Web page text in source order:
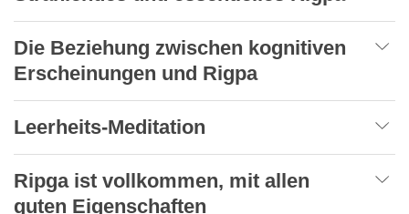
Die Beziehung zwischen kognitiven
Erscheinungen und Rigpa
Leerheits-Meditation
Ripga ist vollkommen, mit allen
guten Eigenschaften